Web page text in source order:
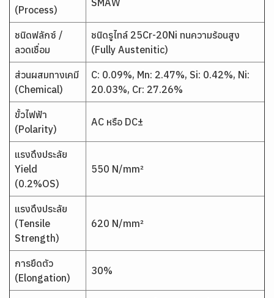
(Process)
SMAW
ชนิดฟลักซ์ /
ลวดเชื่อม
ชนิดรูไทล์ 25Cr-20Ni ทนความร้อนสูง
(Fully Austenitic)
ส่วนผสมทางเคมี
(Chemical)
C: 0.09%, Mn: 2.47%, Si: 0.42%, Ni:
20.03%, Cr: 27.26%
ขั้วไฟฟ้า
(Polarity)
AC หรือ DC±
แรงดึงประลัย
Yield
(0.2%OS)
550 N/mm²
แรงดึงประลัย
(Tensile
Strength)
620 N/mm²
การยืดตัว
(Elongation)
30%